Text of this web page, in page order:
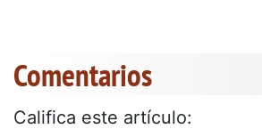
Comentarios
Califica este artículo: